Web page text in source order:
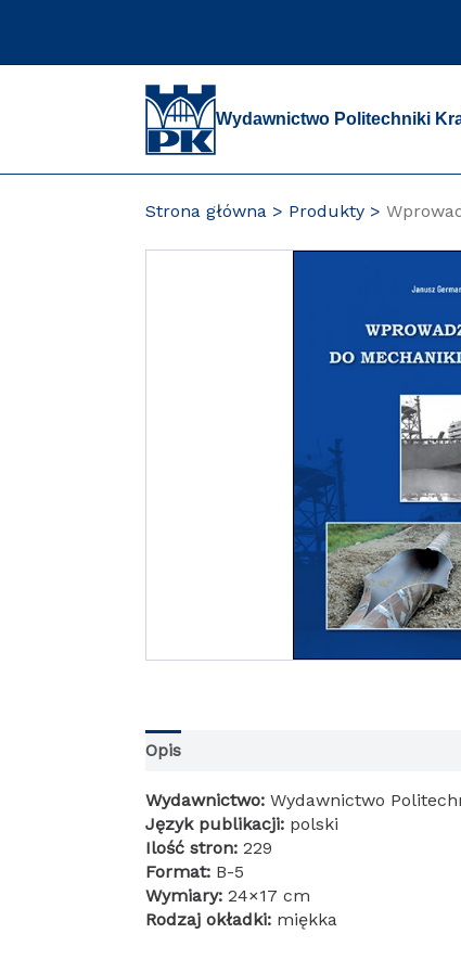
Wydawnictwo Politechniki
Strona główna Produkty
Opis
Wydawnictwo:Wydawnictwo
Język publikacji: polski
Ilość stron:229
Format: B-5
Wymiary:24×17 cm
Rodzaj okładki: miękka